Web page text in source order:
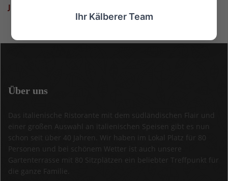
JETZT KONTAKTIEREN
Über uns
Das italienische Ristorante mit dem südländischen Flair und
einer großen Auswahl an italienischen Speisen gibt es nun
schon seit über 40 Jahren. Wir haben im Lokal Platz für 80
Personen und bei schönem Wetter ist auch unsere
Gartenterrasse mit 80 Sitzplätzen ein beliebter Treffpunkt für
die ganze Familie.
Ihr Kälberer Team